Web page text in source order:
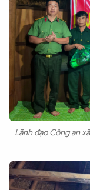
Lãnh đạo Công an